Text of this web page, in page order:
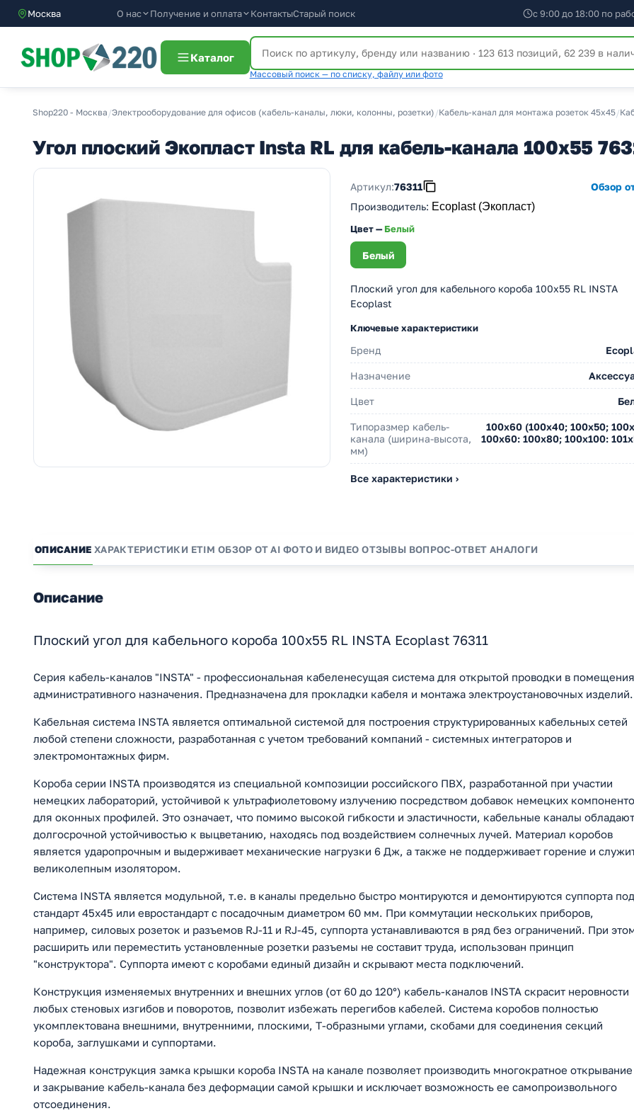
Москва О нас Получение и оплата КонтактыСтарый поиск с 9:00 до 18:00 по
Каталог
Массовый поиск — по списку, файлу или фото
Shop220 - Москва /Электрооборудование для офисов (кабель-каналы, люки, колонны, розетки) /Кабель-канал для монтажа розеток 45х45/
Угол плоский Экопласт Insta RL для кабель-канала 100х55
Артикул:76311
Обзор
Производитель: Ecoplast (Экопласт)
Цвет —Белый
Белый
Плоский угол для кабельного короба 100х55 RL INSTA
Ecoplast
Ключевые характеристики
Бренд
Назначение
Цвет
Типоразмер кабель-
канала (ширина-высота,
мм)
100х60 (100х40; 100х50;
100х60: 100х80; 100х100:
Все характеристики ›
ОПИСАНИЕ ХАРАКТЕРИСТИКИ ETIM ОБЗОР ОТ AI ФОТО И ВИДЕО ОТЗЫВЫ ВОПРОС-ОТВЕТ АНАЛОГИ
Описание
Плоский угол для кабельного короба 100х55 RL INSTA Ecoplast 76311
Серия кабель-каналов "INSTA" - профессиональная кабеленесущая система для открытой проводки в
административного назначения. Предназначена для прокладки кабеля и монтажа электроустановочных изделий.
Кабельная система INSTA является оптимальной системой для построения структурированных кабельных сетей
любой степени сложности, разработанная с учетом требований компаний - системных интеграторов и
электромонтажных фирм.
Короба серии INSTA производятся из специальной композиции российского ПВХ, разработанной при участии
немецких лабораторий, устойчивой к ультрафиолетовому излучению посредством добавок немецких
для оконных профилей. Это означает, что помимо высокой гибкости и эластичности, кабельные каналы обладают
долгосрочной устойчивостью к выцветанию, находясь под воздействием солнечных лучей. Материал коробов
является ударопрочным и выдерживает механические нагрузки 6 Дж, а также не поддерживает горение и
великолепным изолятором.
Система INSТА является модульной, т.е. в каналы предельно быстро монтируются и демонтируются суппорта под
стандарт 45x45 или евростандарт с посадочным диаметром 60 мм. При коммутации нескольких приборов,
например, силовых розеток и разъемов RJ-11 и RJ-45, суппорта устанавливаются в ряд без ограничений. При
расширить или переместить установленные розетки разъемы не составит труда, использован принцип
"конструктора". Суппорта имеют с коробами единый дизайн и скрывают места подключений.
Конструкция изменяемых внутренних и внешних углов (от 60 до 120°) кабель-каналов INSTA скрасит неровности
любых стеновых изгибов и поворотов, позволит избежать перегибов кабелей. Система коробов полностью
укомплектована внешними, внутренними, плоскими, Т-образными углами, скобами для соединения секций
короба, заглушками и суппортами.
Надежная конструкция замка крышки короба INSTA на канале позволяет производить многократное открывание
и закрывание кабель-канала без деформации самой крышки и исключает возможность ее самопроизвольного
отсоединения.